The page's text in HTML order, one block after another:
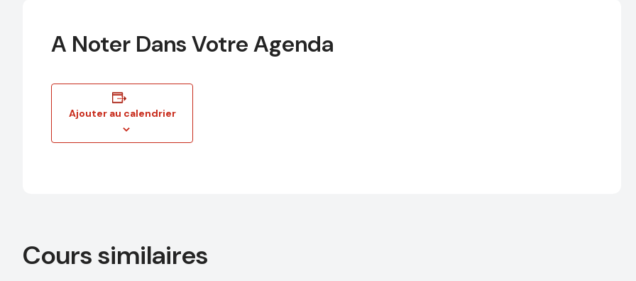
A Noter Dans Votre Agenda
Ajouter au calendrier
Cours similaires